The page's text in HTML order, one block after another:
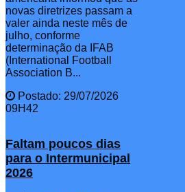
novas diretrizes passam a
valer ainda neste mês de
julho, conforme
determinação da IFAB
(International Football
Association B...
Postado: 29/07/2026
09H42
Faltam poucos dias
para o Intermunicipal
2026